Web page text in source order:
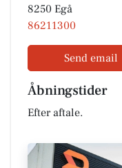
8250 Egå
86211300
Send email
Åbningstider
Efter aftale.